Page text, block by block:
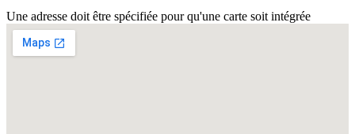
Une adresse doit être spécifiée pour qu'une carte soit intégrée